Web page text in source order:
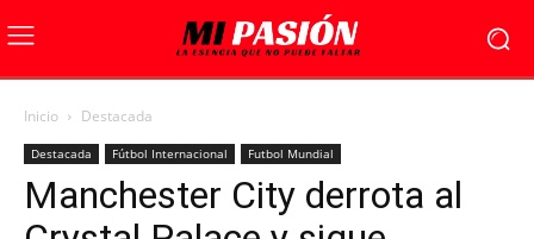
Inicio Destacada
Destacada Fútbol Internacional Futbol Mundial
Manchester City derrota al